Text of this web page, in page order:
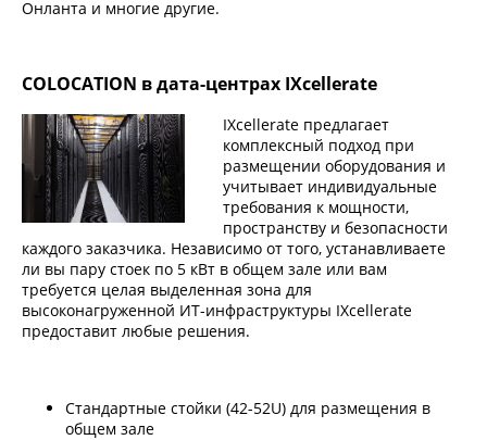
Онланта и многие другие.
COLOCATION в дата-центрах IXcellerate
IXcellerate предлагает
комплексный подход при
размещении оборудования и
учитывает индивидуальные
требования к мощности,
пространству и безопасности
каждого заказчика. Независимо от того, устанавливаете
ли вы пару стоек по 5 кВт в общем зале или вам
требуется целая выделенная зона для
высоконагруженной ИТ-инфраструктуры IXcellerate
предоставит любые решения.
Стандартные стойки (42-52U) для размещения в
общем зале